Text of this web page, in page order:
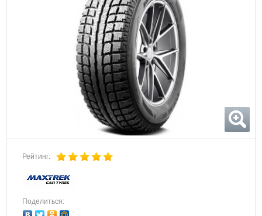
Рейтинг:
Поделиться: